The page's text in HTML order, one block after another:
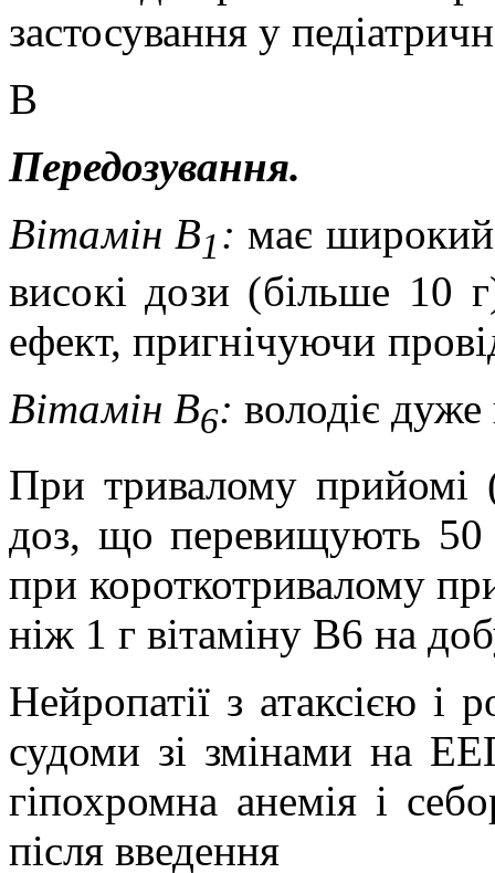
застосування у
В
Передозування.
Вітамін В1: має широкий
високі дози (більше 10 г
ефект, пригнічуючи
Вітамін В6: володіє
При тривалому прийомі
доз, що перевищують 50
при короткотривалому
ніж 1 г вітаміну B6 на
Нейропатії з атаксією і
судоми зі змінами на
гіпохромна анемія і
після введення